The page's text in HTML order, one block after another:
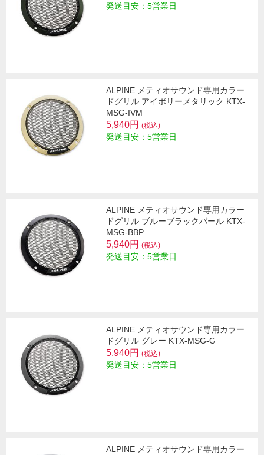
発送目安：5営業日
ALPINE メティオサウンド専用カラー
ドグリル アイボリーメタリック KTX-
MSG-IVM
5,940円 (税込)
発送目安：5営業日
ALPINE メティオサウンド専用カラー
ドグリル ブルーブラックパール KTX-
MSG-BBP
5,940円 (税込)
発送目安：5営業日
ALPINE メティオサウンド専用カラー
ドグリル グレー KTX-MSG-G
5,940円 (税込)
発送目安：5営業日
ALPINE メティオサウンド専用カラー